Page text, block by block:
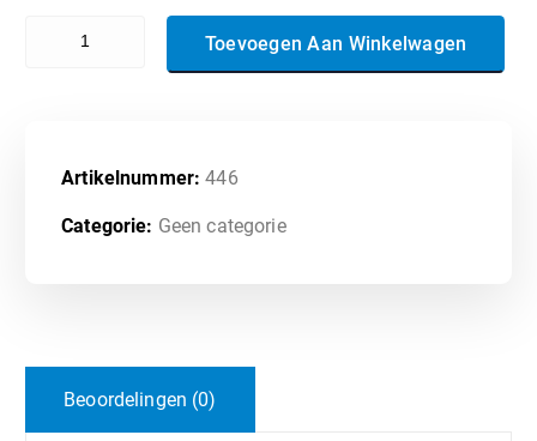
Toevoegen Aan Winkelwagen
Artikelnummer:446
Categorie: Geen categorie
Beoordelingen (0)